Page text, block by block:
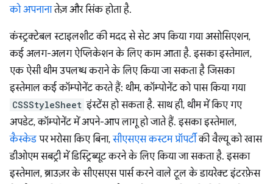
को अपनानातेज़ और सिंक होता है.
कंस्ट्रक्टेबल स्टाइलशीट की मदद से सेट अप किया गया असोसिएशन,
कई अलग-अलग ऐप्लिकेशन के लिए काम आता है. इसका इस्तेमाल,
एक ऐसी थीम उपलब्ध कराने के लिए किया जा सकता है जिसका
इस्तेमाल कई कॉम्पोनेंट करते हैं: थीम, कॉम्पोनेंट को पास किया गया
CSSStyleSheet इंस्टेंस हो सकता है. साथ ही, थीम में किए गए
अपडेट, कॉम्पोनेंट में अपने-आप लागू हो जाते हैं. इसका इस्तेमाल,
कैस्केड पर भरोसा किए बिना,सीएसएस कस्टम प्रॉपर्टीकी वैल्यू को खास
डीओएम सबट्री में डिस्ट्रिब्यूट करने के लिए किया जा सकता है. इसका
इस्तेमाल, ब्राउज़र के सीएसएस पार्स करने वाले टूल के डायरेक्ट इंटरफ़ेस